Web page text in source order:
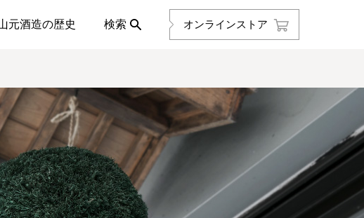
元酒造の歴史 検索 オンラインストア